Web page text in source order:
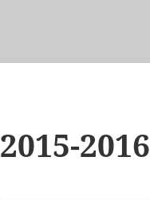
2015-2016